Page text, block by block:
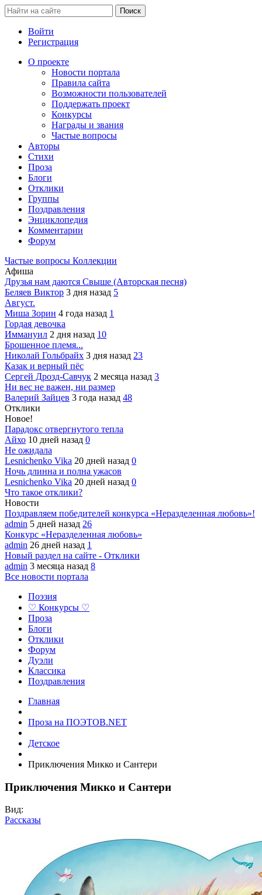
Войти
Регистрация
О проекте
Новости портала
Правила сайта
Возможности пользователей
Поддержать проект
Конкурсы
Награды и звания
Частые вопросы
Авторы
Стихи
Проза
Блоги
Отклики
Группы
Поздравления
Энциклопедия
Комментарии
Форум
Частые вопросы Коллекции
Афиша
Друзья нам даются Свыше (Авторская песня)
Беляев Виктор 3 дня назад 5
Август.
Миша Зорин 4 года назад 1
Гордая девочка
Иммануил 2 дня назад 10
Брошенное племя...
Николай Гольбрайх 3 дня назад 23
Казак и верный пёс
Сергей Дрозд-Савчук 2 месяца назад 3
Ни вес не важен, ни размер
Валерий Зайцев 3 года назад 48
Отклики
Новое!
Парадокс отвергнутого тепла
Айхо 10 дней назад 0
Не ожидала
Lesnichenko Vika 20 дней назад 0
Ночь длинна и полна ужасов
Lesnichenko Vika 20 дней назад 0
Что такое отклики?
Новости
Поздравляем победителей конкурса «Неразделенная любовь»!
admin 5 дней назад 26
Конкурс «Неразделенная любовь»
admin 26 дней назад 1
Новый раздел на сайте - Отклики
admin 3 месяца назад 8
Все новости портала
Поэзия
♡ Конкурсы ♡
Проза
Блоги
Отклики
Форум
Дуэли
Классика
Поздравления
Главная
Проза на ПОЭТОВ.NET
Детское
Приключения Микко и Сантери
Приключения Микко и Сантери
Вид:
Рассказы